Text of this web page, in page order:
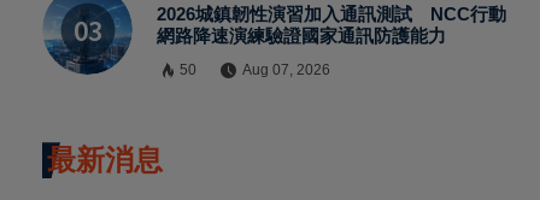
2026城鎮韌性演習加入通訊測試 NCC行動
網路降速演練驗證國家通訊防護能力
50 Aug 07, 2026
最新消息